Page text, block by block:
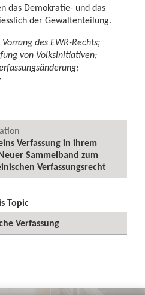
das Demokratie- und das
der Gewaltenteilung.
des EWR-Rechts;
von Volksinitiativen;
Verfassung in ihrem
Sammelband zum
Verfassungsrecht
Topic
Verfassung